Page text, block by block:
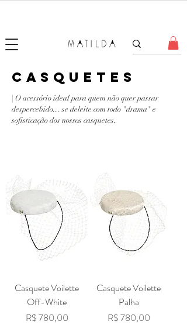
CASQUETES
| O acessório ideal para quem não quer passar
despercebido... se deleite com todo "drama" e
sofisticação dos nossos casquetes.
Casquete Voilette
Off-White
Preço
R$ 780,00
Casquete Voilette
Palha
Preço
R$ 780,00